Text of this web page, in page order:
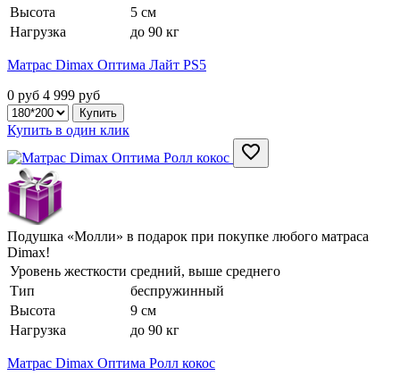
Высота
5 см
Нагрузка
до 90 кг
Матрас Dimax Оптима Лайт PS5
0 руб 4 999 руб
Купить в один клик
Подушка «Молли» в подарок при покупке любого матраса
Dimax!
Уровень жесткости средний, выше среднего
Тип
беспружинный
Высота
9 см
Нагрузка
до 90 кг
Матрас Dimax Оптима Ролл кокос